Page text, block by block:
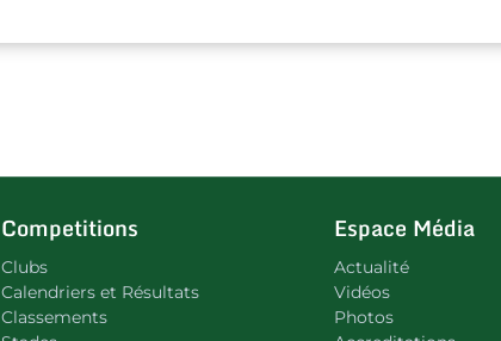
Competitions
Clubs
Calendriers et Résultats
Classements
Espace Média
Actualité
Vidéos
Photos